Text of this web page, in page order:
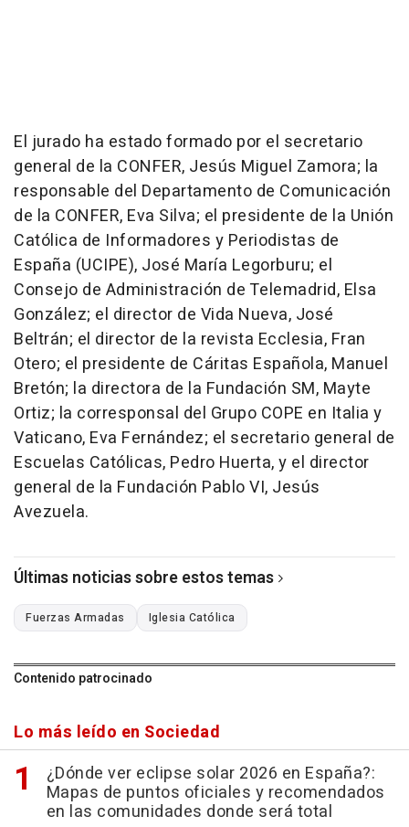
El jurado ha estado formado por el secretario
general de la CONFER, Jesús Miguel Zamora; la
responsable del Departamento de Comunicación
de la CONFER, Eva Silva; el presidente de la Unión
Católica de Informadores y Periodistas de
España (UCIPE), José María Legorburu; el
Consejo de Administración de Telemadrid, Elsa
González; el director de Vida Nueva, José
Beltrán; el director de la revista Ecclesia, Fran
Otero; el presidente de Cáritas Española, Manuel
Bretón; la directora de la Fundación SM, Mayte
Ortiz; la corresponsal del Grupo COPE en Italia y
Vaticano, Eva Fernández; el secretario general de
Escuelas Católicas, Pedro Huerta, y el director
general de la Fundación Pablo VI, Jesús
Avezuela.
Últimas noticias sobre estos temas
Fuerzas Armadas Iglesia Católica
Contenido patrocinado
Lo más leído en Sociedad
¿Dónde ver eclipse solar 2026 en España?:
Mapas de puntos oficiales y recomendados
en las comunidades donde será total